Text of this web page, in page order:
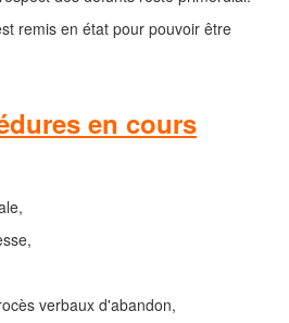
remis en état pour pouvoir être
en cours
verbaux d'abandon,